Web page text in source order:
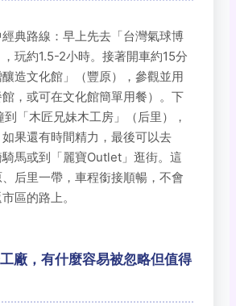
典路線：早上先去「台灣氣球博
玩約1.5-2小時。接著開車約15分
造文化館」（豐原），參觀並用
，或可在文化館簡單用餐）。下
「木匠兄妹木工房」（后里），
果還有時間精力，最後可以去
騎馬或到「麗寶Outlet」逛街。這
后里一帶，車程銜接順暢，不會
區的路上。
廠，有什麼容易被忽略但值得